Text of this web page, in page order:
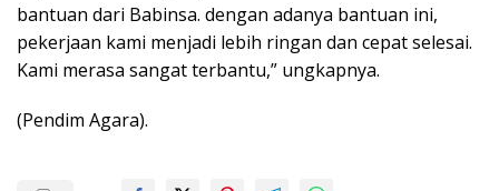
bantuan dari Babinsa. dengan adanya bantuan ini,
pekerjaan kami menjadi lebih ringan dan cepat selesai.
Kami merasa sangat terbantu,” ungkapnya.
(Pendim Agara).